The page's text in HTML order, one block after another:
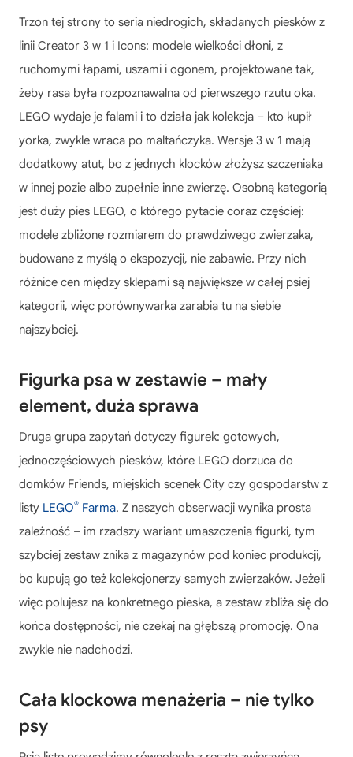
Trzon tej strony to seria niedrogich, składanych piesków z
linii Creator 3 w 1 i Icons: modele wielkości dłoni, z
ruchomymi łapami, uszami i ogonem, projektowane tak,
żeby rasa była rozpoznawalna od pierwszego rzutu oka.
LEGO wydaje je falami i to działa jak kolekcja – kto kupił
yorka, zwykle wraca po maltańczyka. Wersje 3 w 1 mają
dodatkowy atut, bo z jednych klocków złożysz szczeniaka
w innej pozie albo zupełnie inne zwierzę. Osobną kategorią
jest duży pies LEGO, o którego pytacie coraz częściej:
modele zbliżone rozmiarem do prawdziwego zwierzaka,
budowane z myślą o ekspozycji, nie zabawie. Przy nich
różnice cen między sklepami są największe w całej psiej
kategorii, więc porównywarka zarabia tu na siebie
najszybciej.
Figurka psa w zestawie – mały
element, duża sprawa
Druga grupa zapytań dotyczy figurek: gotowych,
jednoczęściowych piesków, które LEGO dorzuca do
domków Friends, miejskich scenek City czy gospodarstw z
listy LEGO® Farma. Z naszych obserwacji wynika prosta
zależność – im rzadszy wariant umaszczenia figurki, tym
szybciej zestaw znika z magazynów pod koniec produkcji,
bo kupują go też kolekcjonerzy samych zwierzaków. Jeżeli
więc polujesz na konkretnego pieska, a zestaw zbliża się do
końca dostępności, nie czekaj na głębszą promocję. Ona
zwykle nie nadchodzi.
Cała klockowa menażeria – nie tylko
psy